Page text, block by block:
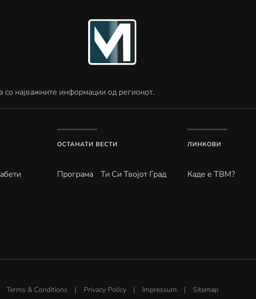
најважните информации од регионот.
ОСТАНАТИ ВЕСТИ
Програма Ти Си Твојот Град
ЛИНКОВИ
Каде е ТВМ?
Terms & Conditions | Privacy Policy| Impressum | Sitemap